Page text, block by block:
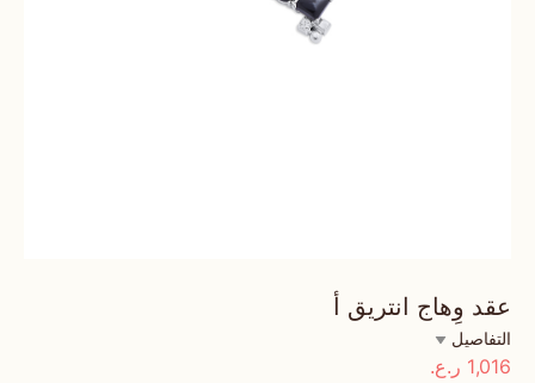
عقد وِهاج انتريق أ
التفاصيل
1,016 ر.ع.